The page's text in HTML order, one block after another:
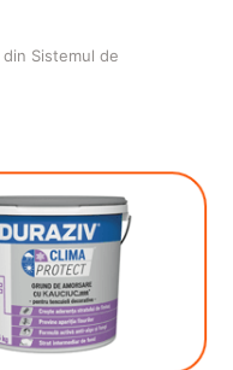
din Sistemul de